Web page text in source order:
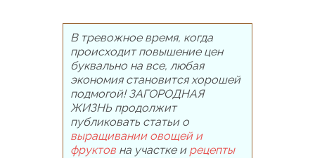
В тревожное время, когда
происходит повышение цен
буквально на все, любая
экономия становится хорошей
подмогой! ЗАГОРОДНАЯ
ЖИЗНЬ продолжит
публиковать статьи о
выращивании овощей и
фруктовна участке и рецепты